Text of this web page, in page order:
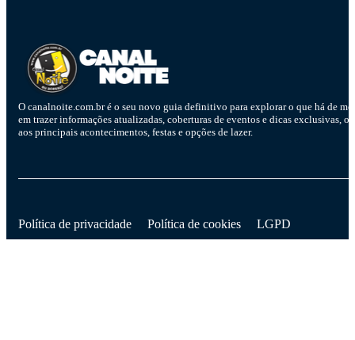
O canalnoite.com.br é o seu novo guia definitivo para explorar o que há de
em trazer informações atualizadas, coberturas de eventos e dicas exclusivas,
aos principais acontecimentos, festas e opções de lazer.
Política de privacidade Política de cookies LGPD